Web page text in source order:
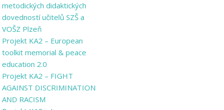
metodických didaktických
dovedností učitelů SZŠ a
VOŠZ Plzeň
Projekt KA2 – European
toolkit memorial & peace
education 2.0
Projekt KA2 – FIGHT
AGAINST DISCRIMINATION
AND RACISM